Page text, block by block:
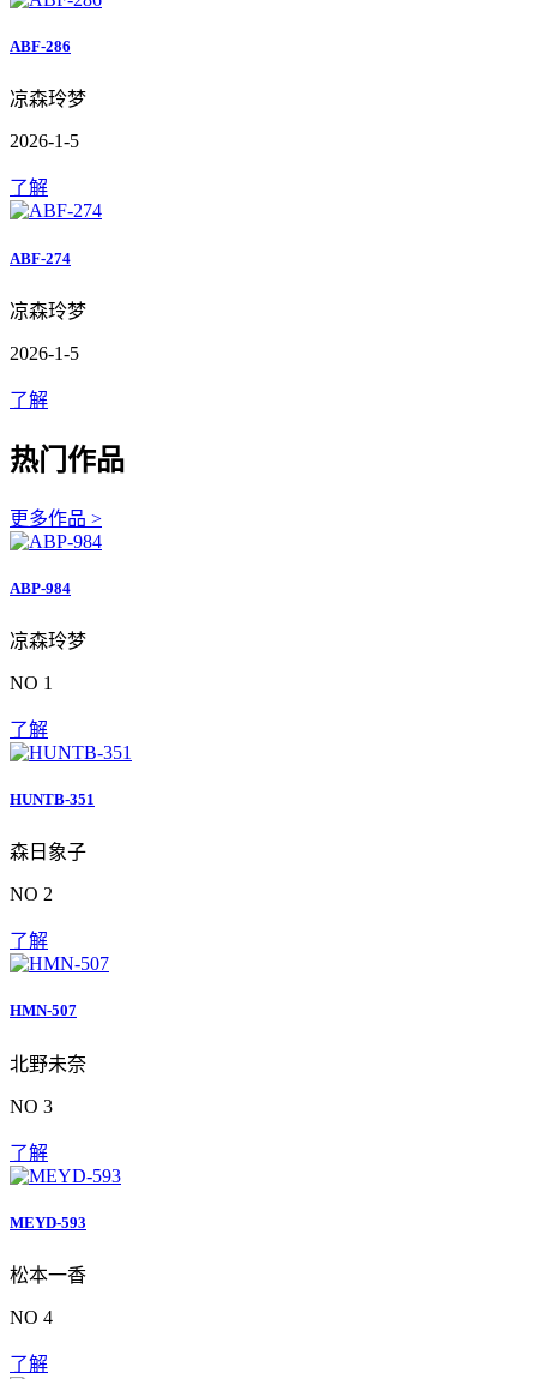
ABF-286
凉森玲梦
2026-1-5
了解
ABF-274
凉森玲梦
2026-1-5
了解
热门作品
更多作品 >
ABP-984
凉森玲梦
NO 1
了解
HUNTB-351
森日象子
NO 2
了解
HMN-507
北野未奈
NO 3
了解
MEYD-593
松本一香
NO 4
了解